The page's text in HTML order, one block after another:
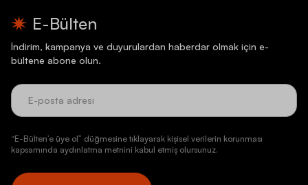
E-Bülten
İndirim, kampanya ve duyurulardan haberdar olmak için e-
bültene abone olun.
“E-Bülten’e üye ol” düğmesine tıklayarak kişisel verilerin korunması
kapsamında aydınlatma metnini kabul etmiş olursunuz.